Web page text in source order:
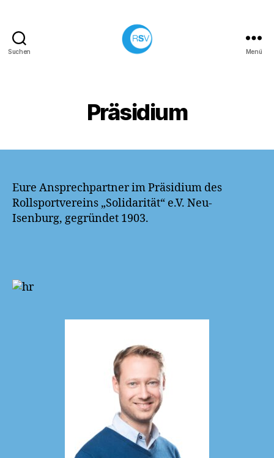
Suchen
Neu-
Isenburg
Menü
Präsidium
Eure Ansprechpartner im Präsidium des
Rollsportvereins „Solidarität“ e.V. Neu-
Isenburg, gegründet 1903.